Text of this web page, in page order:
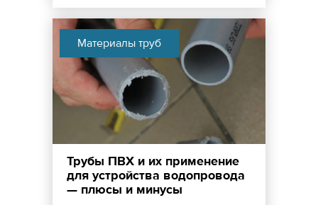
Материалы труб
Трубы ПВХ и их применение
для устройства водопровода
— плюсы и минусы